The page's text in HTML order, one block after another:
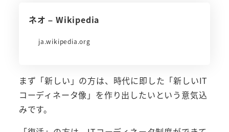
ネオ – Wikipedia
ja.wikipedia.org
まず「新しい」の方は、時代に即した「新しいIT
コーディネータ像」を作り出したいという意気込
みです。